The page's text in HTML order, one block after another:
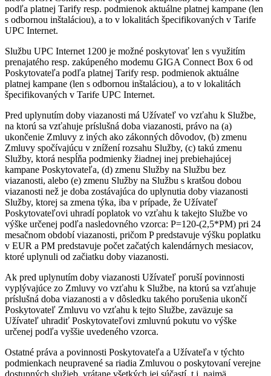
podľa platnej Tarify resp. podmienok aktuálne platnej kampane (len
s odbornou inštaláciou), a to v lokalitách špecifikovaných v Tarife
UPC Internet.
Službu UPC Internet 1200 je možné poskytovať len s využitím
prenajatého resp. zakúpeného modemu GIGA Connect Box 6 od
Poskytovateľa podľa platnej Tarify resp. podmienok aktuálne
platnej kampane (len s odbornou inštaláciou), a to v lokalitách
špecifikovaných v Tarife UPC Internet.
Pred uplynutím doby viazanosti má Užívateľ vo vzťahu k Službe,
na ktorú sa vzťahuje príslušná doba viazanosti, právo na (a)
ukončenie Zmluvy z iných ako zákonných dôvodov, (b) zmenu
Zmluvy spočívajúcu v znížení rozsahu Služby, (c) takú zmenu
Služby, ktorá nespĺňa podmienky žiadnej inej prebiehajúcej
kampane Poskytovateľa, (d) zmenu Služby na Službu bez
viazanosti, alebo (e) zmenu Služby na Službu s kratšou dobou
viazanosti než je doba zostávajúca do uplynutia doby viazanosti
Služby, ktorej sa zmena týka, iba v prípade, že Užívateľ
Poskytovateľovi uhradí poplatok vo vzťahu k takejto Službe vo
výške určenej podľa nasledovného vzorca: P=120-(2,5*PM) pri 24
mesačnom období viazanosti, pričom P predstavuje výšku poplatku
v EUR a PM predstavuje počet začatých kalendárnych mesiacov,
ktoré uplynuli od začiatku doby viazanosti.
Ak pred uplynutím doby viazanosti Užívateľ poruší povinnosti
vyplývajúce zo Zmluvy vo vzťahu k Službe, na ktorú sa vzťahuje
príslušná doba viazanosti a v dôsledku takého porušenia ukončí
Poskytovateľ Zmluvu vo vzťahu k tejto Službe, zaväzuje sa
Užívateľ uhradiť Poskytovateľovi zmluvnú pokutu vo výške
určenej podľa vyššie uvedeného vzorca.
Ostatné práva a povinnosti Poskytovateľa a Užívateľa v týchto
podmienkach neupravené sa riadia Zmluvou o poskytovaní verejne
dostupných služieb, vrátane všetkých jej súčastí, t.j. najmä